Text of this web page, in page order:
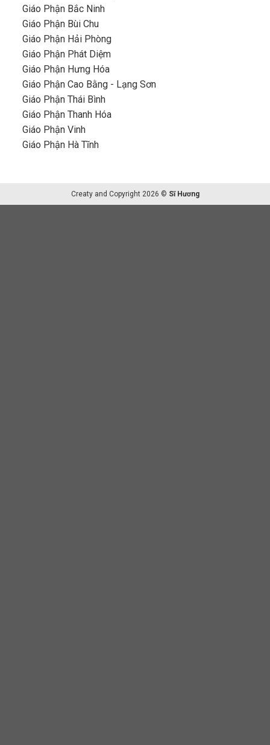
Giáo Phận Bắc Ninh
Giáo Phận Bùi Chu
Giáo Phận Hải Phòng
Giáo Phận Phát Diệm
Giáo Phận Hưng Hóa
Giáo Phận Cao Bằng - Lạng Sơn
Giáo Phận Thái Bình
Giáo Phận Thanh Hóa
Giáo Phận Vinh
Giáo Phận Hà Tĩnh
Creaty and Copyright 2026 © Sĩ Hương